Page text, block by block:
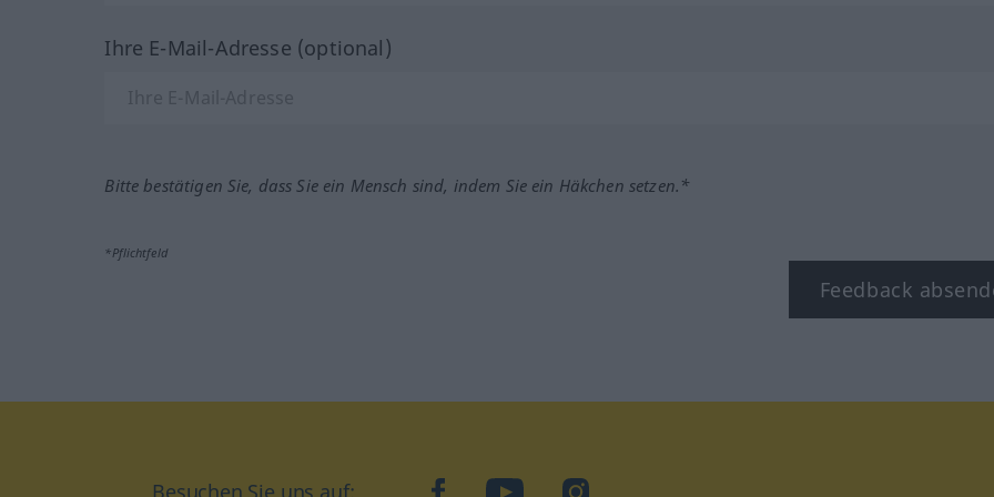
Ihre E-Mail-Adresse (optional)
Bitte bestätigen Sie, dass Sie ein Mensch sind, indem Sie ein Häkchen setzen.*
*Pflichtfeld
Feedback
facebookYouTubeInstagram